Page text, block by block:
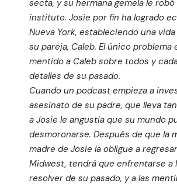
secta, y su hermana gemela le
instituto. Josie por fin ha logrado
Nueva York, estableciendo una
su pareja, Caleb. El único problema
mentido a Caleb sobre todos y
detalles de su pasado.
Cuando un podcast empieza a
asesinato de su padre, que lleva
a Josie le angustia que su mundo
desmoronarse. Después de que la
madre de Josie la obligue a
Midwest, tendrá que enfrentarse a
resolver de su pasado, y a las